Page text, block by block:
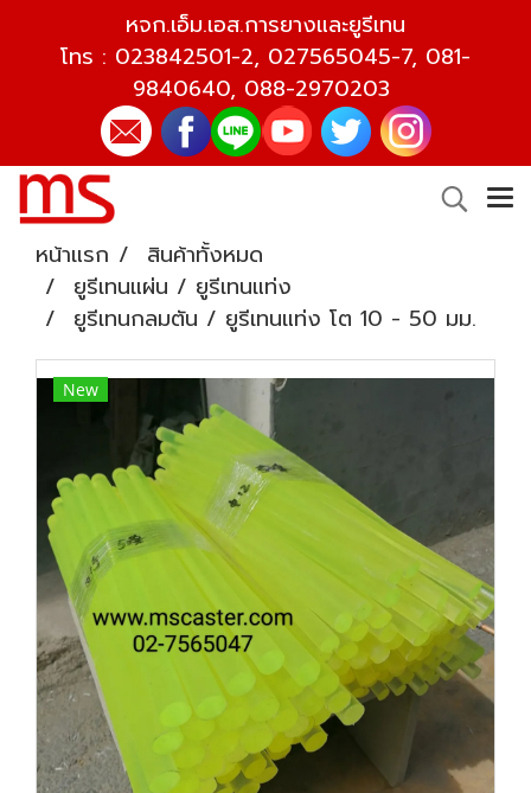
หจก.เอ็ม.เอส.การยางและยูรีเทน
โทร : 023842501-2, 027565045-7, 081-
9840640, 088-2970203
หน้าแรก
สินค้าทั้งหมด
ยูรีเทนแผ่น / ยูรีเทนแท่ง
ยูรีเทนกลมตัน / ยูรีเทนแท่ง โต 10 - 50 มม.
New